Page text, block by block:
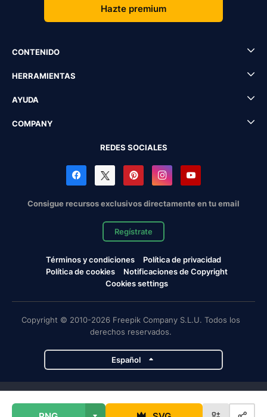
Hazte premium
CONTENIDO
HERRAMIENTAS
AYUDA
COMPANY
REDES SOCIALES
Consigue recursos exclusivos directamente en tu email
Regístrate
Términos y condiciones
Política de privacidad
Política de cookies
Notificaciones de Copyright
Cookies settings
Copyright © 2010-2026 Freepik Company S.L.U. Todos los
derechos reservados.
Español